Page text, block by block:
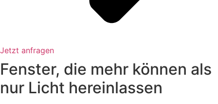
Jetzt anfragen
Fenster, die mehr können als
nur Licht hereinlassen